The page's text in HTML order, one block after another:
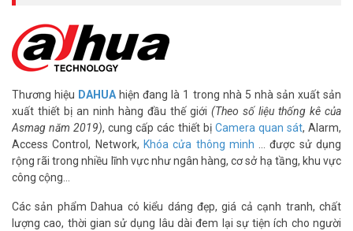
Thương hiệu DAHUA hiện đang là 1 trong nhà 5 nhà sản xuất sản
xuất thiết bị an ninh hàng đầu thế giới (Theo số liệu thống kê của
Asmag năm 2019), cung cấp các thiết bị Camera quan sát, Alarm,
Access Control, Network, Khóa cửa thông minh … được sử dụng
rộng rãi trong nhiều lĩnh vực như ngân hàng, cơ sở hạ tầng, khu vực
công cộng…
Các sản phẩm Dahua có kiểu dáng đẹp, giá cả cạnh tranh, chất
lượng cao, thời gian sử dụng lâu dài đem lại sự tiện ích cho người